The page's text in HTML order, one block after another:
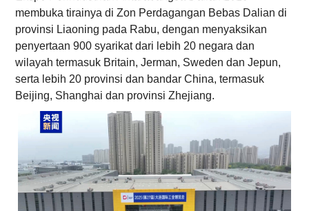
membuka tirainya di Zon Perdagangan Bebas Dalian di
provinsi Liaoning pada Rabu, dengan menyaksikan
penyertaan 900 syarikat dari lebih 20 negara dan
wilayah termasuk Britain, Jerman, Sweden dan Jepun,
serta lebih 20 provinsi dan bandar China, termasuk
Beijing, Shanghai dan provinsi Zhejiang.